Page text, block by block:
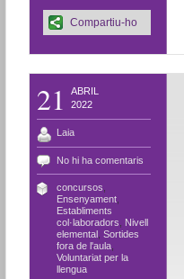
Compartiu-ho
21
ABRIL
2022
Laia
No hi ha comentaris
concursos
Ensenyament,
Establiments
col·laboradors
Nivell
elemental
Sortides
fora de l'aula,
Voluntariat per la
llengua